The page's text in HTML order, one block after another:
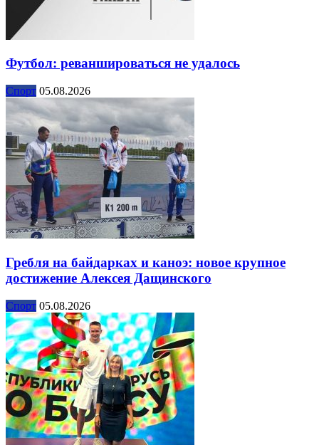
Футбол: реваншироваться не удалось
Спорт 05.08.2026
Гребля на байдарках и каноэ: новое крупное
достижение Алексея Дащинского
Спорт 05.08.2026